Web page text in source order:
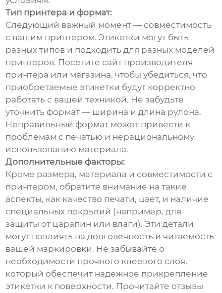
Тип принтера и формат:
Следующий важный момент — совместимость
с вашим принтером. Этикетки могут быть
разных типов и подходить для разных моделей
принтеров. Посетите сайт производителя
принтера или магазина, чтобы убедиться, что
приобретаемые этикетки будут корректно
работать с вашей техникой. Не забудьте
уточнить формат — ширина и длина рулона.
Неправильный формат может привести к
проблемам с печатью и нерациональному
использованию материала.
Дополнительные факторы:
Кроме размера, материала и совместимости с
принтером, обратите внимание на такие
аспекты, как качество печати, цвет, и наличие
специальных покрытий (например, для
защиты от царапин или влаги). Эти детали
могут повлиять на долговечность и читаемость
вашей маркировки. Не забывайте о
необходимости прочного клеевого слоя,
который обеспечит надежное прикрепление
этикетки к поверхности. Прочитайте отзывы